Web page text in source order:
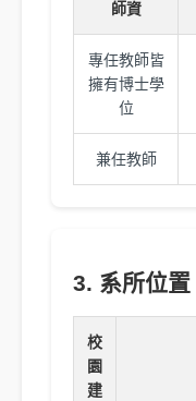
師資
專任教師皆
擁有博士學
位
兼任教師
3. 系所位置
校
園
建